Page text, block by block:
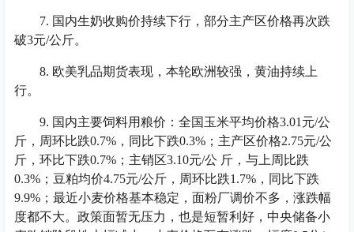
7. 国内生奶收购价持续下行，部分主产区价格再次跌
破3元/公斤。
8. 欧美乳品期货表现，本轮欧洲较强，黄油持续上
行。
9. 国内主要饲料用粮价：全国玉米平均价格3.01元/公
斤，周环比跌0.7%，同比下跌0.3%；主产区价格2.75元/公
斤，环比下跌0.7%；主销区3.10元/公 斤，与上周比跌
0.3%；豆粕均价4.75元/公斤，周环比跌1.7%，同比下跌
9.9%；最近小麦价格基本稳定，面粉厂调价不多，涨跌幅
度都不大。政策面暂无压力，也是短暂利好，中央储备小